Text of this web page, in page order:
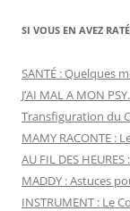
SI VOUS EN AVEZ
SANTÉ : Quelques
J’AI MAL A MON
Transfiguration du
MAMY RACONTE :
AU FIL DES
MADDY : Astuces
INSTRUMENT : Le